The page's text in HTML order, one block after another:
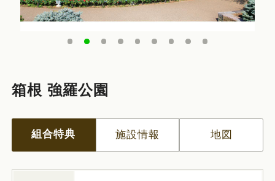
箱根 強羅公園
組合特典 施設情報 地図